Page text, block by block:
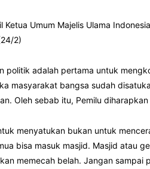
Umum Majelis Ulama
2)
politik adalah pertama untuk
masyarakat bangsa sudah
Oleh sebab itu, Pemilu
menyatukan bukan untuk
bisa masuk masjid. Masjid atau
memecah belah. Jangan sampai